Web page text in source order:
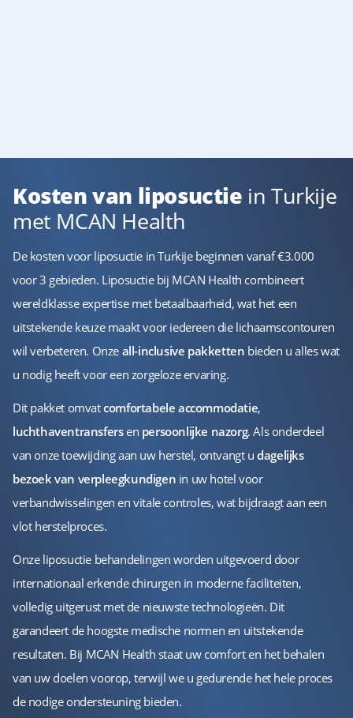
Kosten van liposuctie in Turkije
met MCAN Health
De kosten voor liposuctie in Turkije beginnen vanaf €3.000
voor 3 gebieden. Liposuctie bij MCAN Health combineert
wereldklasse expertise met betaalbaarheid, wat het een
uitstekende keuze maakt voor iedereen die lichaamscontouren
wil verbeteren. Onze all-inclusive pakketten bieden u alles wat
u nodig heeft voor een zorgeloze ervaring.
Dit pakket omvatcomfortabele accommodatie,
luchthaventransfersen persoonlijke nazorg. Als onderdeel
van onze toewijding aan uw herstel, ontvangt udagelijks
bezoek van verpleegkundigen in uw hotel voor
verbandwisselingen en vitale controles, wat bijdraagt aan een
vlot herstelproces.
Onze liposuctie behandelingen worden uitgevoerd door
internationaal erkende chirurgen in moderne faciliteiten,
volledig uitgerust met de nieuwste technologieën. Dit
garandeert de hoogste medische normen en uitstekende
resultaten. Bij MCAN Health staat uw comfort en het behalen
van uw doelen voorop, terwijl we u gedurende het hele proces
de nodige ondersteuning bieden.